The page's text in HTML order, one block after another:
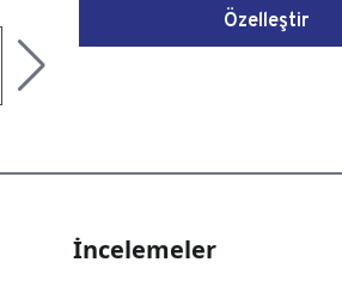
Özelleştir
İncelemeler